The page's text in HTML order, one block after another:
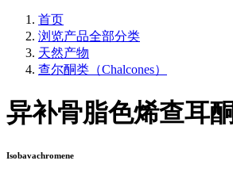
首页
浏览产品全部分类
天然产物
查尔酮类（Chalcones）
异补骨脂色烯查耳酮
Isobavachromene